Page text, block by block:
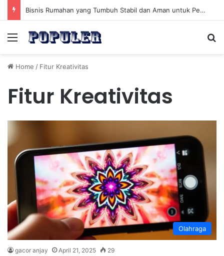
Bisnis Rumahan yang Tumbuh Stabil dan Aman untuk Pendapatan Jangka Panjang
Menu
Home / Fitur Kreativitas
Fitur Kreativitas
Olahraga
gacor anjay April 21, 2025 29